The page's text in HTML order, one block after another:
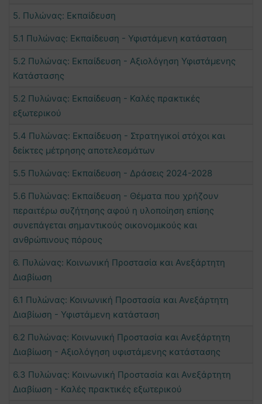
5. Πυλώνας: Εκπαίδευση
5.1 Πυλώνας: Εκπαίδευση - Υφιστάμενη κατάσταση
5.2 Πυλώνας: Εκπαίδευση - Αξιολόγηση Υφιστάμενης
Κατάστασης
5.2 Πυλώνας: Εκπαίδευση - Καλές πρακτικές
εξωτερικού
5.4 Πυλώνας: Εκπαίδευση - Στρατηγικοί στόχοι και
δείκτες μέτρησης αποτελεσμάτων
5.5 Πυλώνας: Εκπαίδευση - Δράσεις 2024-2028
5.6 Πυλώνας: Εκπαίδευση - Θέματα που χρήζουν
περαιτέρω συζήτησης αφού η υλοποίηση επίσης
συνεπάγεται σημαντικούς οικονομικούς και
ανθρώπινους πόρους
6. Πυλώνας: Κοινωνική Προστασία και Ανεξάρτητη
Διαβίωση
6.1 Πυλώνας: Κοινωνική Προστασία και Ανεξάρτητη
Διαβίωση - Υφιστάμενη κατάσταση
6.2 Πυλώνας: Κοινωνική Προστασία και Ανεξάρτητη
Διαβίωση - Αξιολόγηση υφιστάμενης κατάστασης
6.3 Πυλώνας: Κοινωνική Προστασία και Ανεξάρτητη
Διαβίωση - Καλές πρακτικές εξωτερικού